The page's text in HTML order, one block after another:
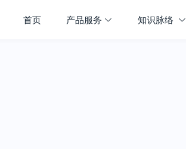
首页 产品服务 知识脉络